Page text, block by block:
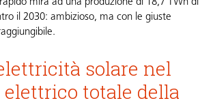
mira ad una produzione di 18,7 TWh di
il 2030: ambizioso, ma con le giuste
solare nel
totale della